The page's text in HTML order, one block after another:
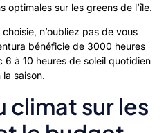
optimales sur les greens de l’île.
n’oubliez pas de vous
bénéficie de 3000 heures
6 à 10 heures de soleil quotidien
la saison.
climat sur les